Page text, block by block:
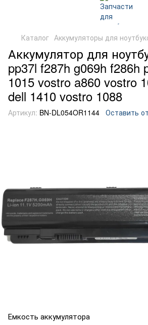
Каталог Аккумуляторы для
Аккумулятор для
pp37l f287h g069h f286h
1015 vostro a860 vostro
dell 1410 vostro 1088
Артикул: BN-DL054OR1144 Оставить
Емкость аккумулятора